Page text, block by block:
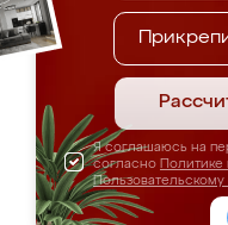
Я соглашаюсь на
согласно Политике